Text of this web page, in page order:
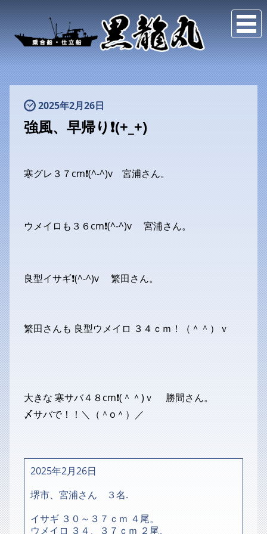
2025年2月26日
強風、早帰り❗(+_+)
寒グレ３７cm❗(^-^)v 宮浦さん。
ウメイロも３６cm❗(^-^)v 宮浦さん。
良型イサギ❗(^-^)v 繁田さん。
繁田さんも 良型ウメイロ ３４ｃｍ！（＾＾）ｖ
大きな 寒サバ４８cm❗(＾＾)ｖ 勝間さん。
〆サバで！！＼（＾o＾）／
2025年2月26日
堺市、宮浦さん ３名.
イサギ ３０～３７ｃｍ ４尾。
ウメイロ ３４、３７ｃｍ ２尾。